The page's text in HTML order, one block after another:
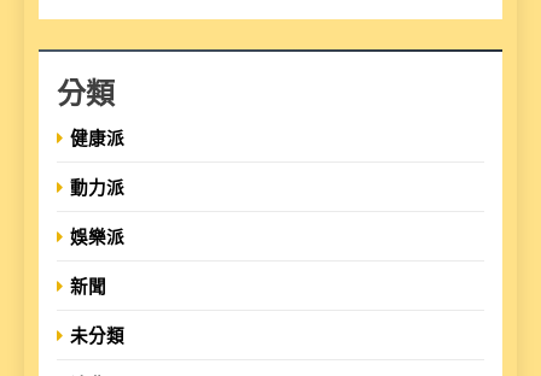
分類
健康派
動力派
娛樂派
新聞
未分類